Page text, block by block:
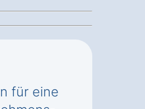
für eine